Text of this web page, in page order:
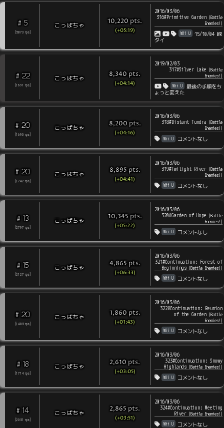
# 5
5873 rps
こっぱちゃ 10,220 pts.
(+05:19)
2016/03/06
316#Primitive Garden(Battle
Enemies!)
Wii U
15/10/04 WR
タイ
# 22
1691 rps
こっぱちゃ 8,340 pts.
(+04:14)
2019/02/03
317#Silver Lake (Battle
Enemies!)
Wii U
最後の手順をち
ょっと変えた
# 20
1690 rps
こっぱちゃ 8,200 pts.
(+04:16)
2016/03/06
318#Distant Tundra (Battle
Enemies!)
Wii U
コメントなし
# 20
1742 rps
こっぱちゃ 8,895 pts.
(+04:41)
2016/03/06
319#Twilight River(Battle
Enemies!)
Wii U
コメントなし
# 13
2797 rps
こっぱちゃ 10,345 pts.
(+05:22)
2016/03/06
320#Garden of Hope (Battle
Enemies!)
Wii U
コメントなし
# 15
2127 rps
こっぱちゃ 4,865 pts.
(+06:33)
2016/03/06
321#Continuation: Forest of
Beginnings(Battle Enemies!)
Wii U
コメントなし
# 20
1485 rps
こっぱちゃ 1,860 pts.
(+01:43)
2016/03/06
322#Continuation: Reunion
of the Garden(Battle
Enemies!)
Wii U
コメントなし
# 18
1714 rps
こっぱちゃ 2,610 pts.
(+03:05)
2016/03/06
323#Continuation: Snowy
Highlands(Battle Enemies!)
Wii U
コメントなし
# 14
2051 rps
こっぱちゃ 2,865 pts.
(+03:51)
2016/03/06
324#Continuation: Meeting
River(Battle Enemies!)
Wii U
コメントなし